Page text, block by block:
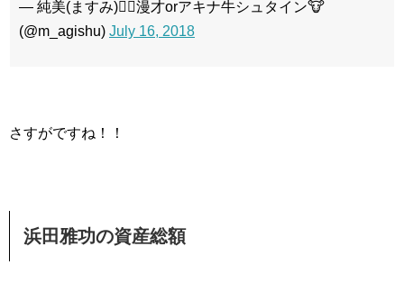
— 純美(ますみ)🙆‍♀️漫才orアキナ牛シュタイン🐮
(@m_agishu) July 16, 2018
さすがですね！！
浜田雅功の資産総額